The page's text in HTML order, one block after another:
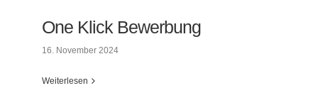
One Klick Bewerbung
16. November 2024
Weiterlesen